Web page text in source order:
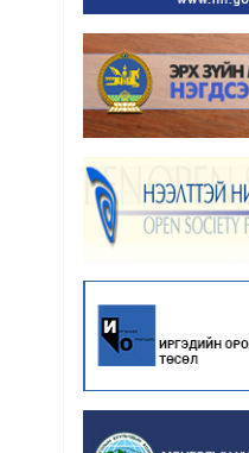
Бүх